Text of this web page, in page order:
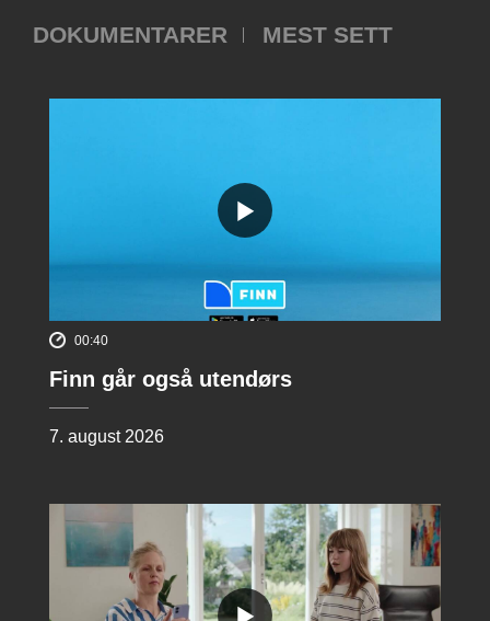
DOKUMENTARER
MEST SETT
00:40
Finn går også utendørs
7. august 2026